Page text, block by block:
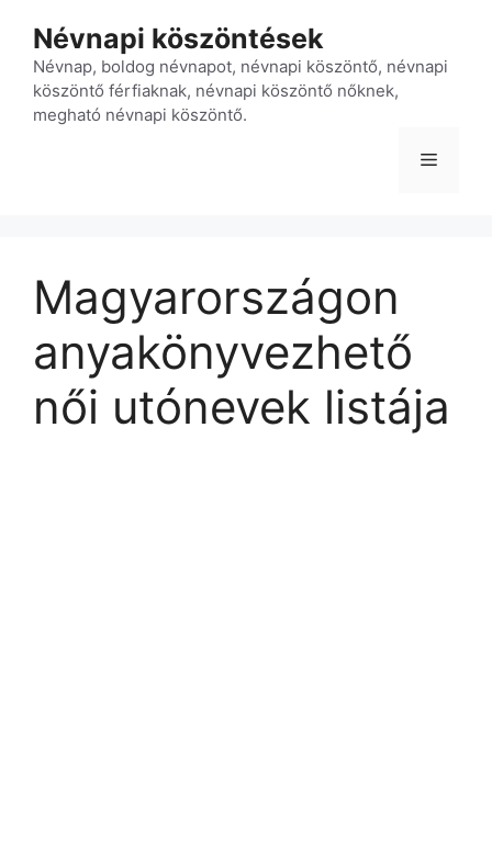
tartalomba
Névnapi köszöntések
Névnap, boldog névnapot, névnapi köszöntő, névnapi
köszöntő férfiaknak, névnapi köszöntő nőknek,
megható névnapi köszöntő.
Menü
Magyarországon
anyakönyvezhető
női utónevek listája